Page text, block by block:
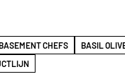
CHEFS BASIL